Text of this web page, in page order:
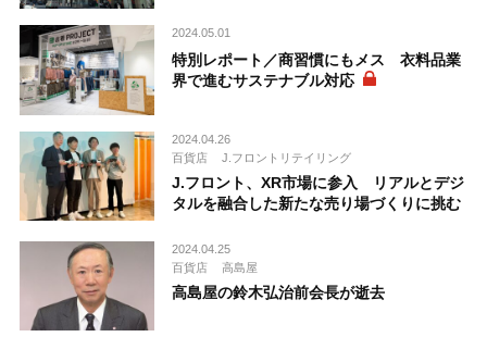
2024.05.01
特別レポート／商習慣にもメス 衣料品業
界で進むサステナブル対応
2024.04.26
百貨店
J.フロントリテイリング
J.フロント、XR市場に参入 リアルとデジ
タルを融合した新たな売り場づくりに挑む
2024.04.25
百貨店
高島屋
高島屋の鈴木弘治前会長が逝去